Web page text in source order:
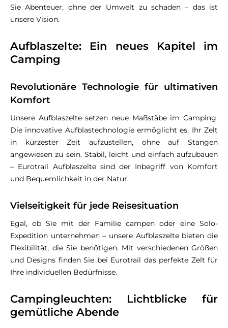
Sie Abenteuer, ohne der Umwelt zu schaden – das ist
unsere Vision.
Aufblaszelte: Ein neues Kapitel im
Camping
Revolutionäre Technologie für ultimativen
Komfort
Unsere Aufblaszelte setzen neue Maßstäbe im Camping.
Die innovative Aufblastechnologie ermöglicht es, Ihr Zelt
in kürzester Zeit aufzustellen, ohne auf Stangen
angewiesen zu sein. Stabil, leicht und einfach aufzubauen
– Eurotrail Aufblaszelte sind der Inbegriff von Komfort
und Bequemlichkeit in der Natur.
Vielseitigkeit für jede Reisesituation
Egal, ob Sie mit der Familie campen oder eine Solo-
Expedition unternehmen – unsere Aufblaszelte bieten die
Flexibilität, die Sie benötigen. Mit verschiedenen Größen
und Designs finden Sie bei Eurotrail das perfekte Zelt für
Ihre individuellen Bedürfnisse.
Campingleuchten: Lichtblicke für
gemütliche Abende